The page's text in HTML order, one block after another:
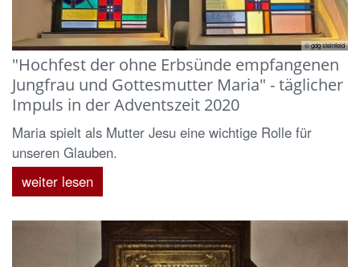
© gdg steinfeld
"Hochfest der ohne Erbsünde empfangenen
Jungfrau und Gottesmutter Maria" - täglicher
Impuls in der Adventszeit 2020
Maria spielt als Mutter Jesu eine wichtige Rolle für
unseren Glauben.
weiter lesen